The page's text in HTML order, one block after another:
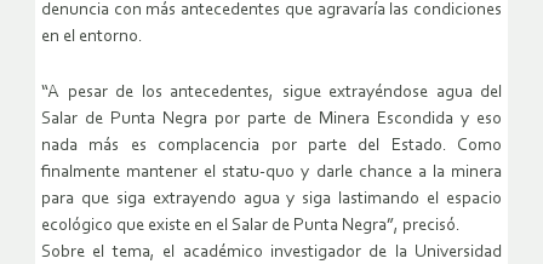
denuncia con más antecedentes que agravaría las condiciones
en el entorno.
“A pesar de los antecedentes, sigue extrayéndose agua del
Salar de Punta Negra por parte de Minera Escondida y eso
nada más es complacencia por parte del Estado. Como
finalmente mantener el statu-quo y darle chance a la minera
para que siga extrayendo agua y siga lastimando el espacio
ecológico que existe en el Salar de Punta Negra”, precisó.
Sobre el tema, el académico investigador de la Universidad